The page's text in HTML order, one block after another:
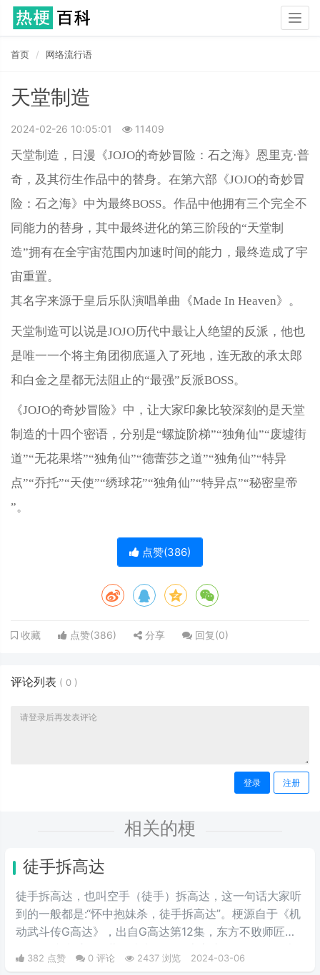
首页 网络流行语
天堂制造
2024-02-26 10:05:01 11409
天堂制造，日漫《JOJO的奇妙冒险：石之海》恩里克·普
奇，及其衍生作品中的替身。在第六部《JOJO的奇妙冒
险：石之海》中为最终BOSS。作品中他拥有三个完全不
同能力的替身，其中最终进化的第三阶段的“天堂制
造”拥有在全宇宙范围内加速时间的能力，最终造成了宇
宙重置。
其名字来源于皇后乐队演唱单曲《Made In Heaven》。
天堂制造可以说是JOJO历代中最让人绝望的反派，他也
是唯一一个将主角团彻底逼入了死地，连无敌的承太郎
和白金之星都无法阻止的“最强”反派BOSS。
《JOJO的奇妙冒险》中，让大家印象比较深刻的是天堂
制造的十四个密语，分别是“螺旋阶梯”“独角仙”“废墟街
道”“无花果塔”“独角仙”“德蕾莎之道”“独角仙”“特异
点”“乔托”“天使”“绣球花”“独角仙”“特异点”“秘密皇帝
”。
点赞(386)
收藏 点赞(386) 分享 回复(0)
评论列表 ( 0 )
登录 注册
相关的梗
徒手拆高达
徒手拆高达，也叫空手（徒手）拆高达，这一句话大家听
到的一般都是:“怀中抱妹杀，徒手拆高达”。梗源自于《机
动武斗传G高达》，出自G高达第12集，东方不败师匠首
次登场就徒手用多蒙的头巾拆了恶魔高度的眷属MS，也
是空手拆高达一梗的由来。
382 点赞 0 评论 2437 浏览 2024-03-06